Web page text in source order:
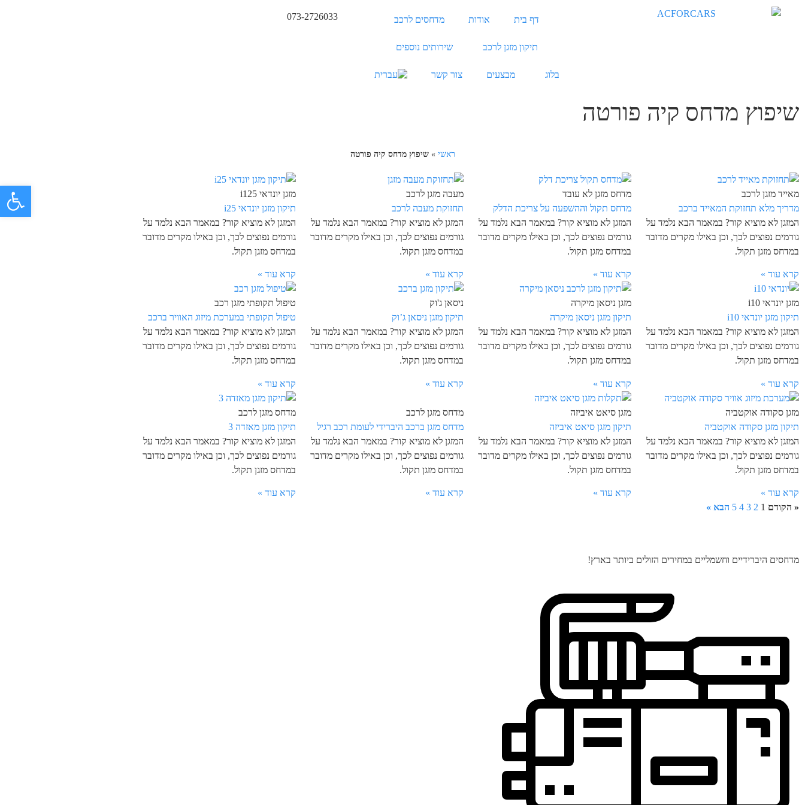
דף בית אודות מדחסים לרכב
תיקון מזגן לרכב שירותים נוספים
בלוג מבצעים צור קשר
073-2726033
שיפוץ מדחס קיה פורטה
ראשי »שיפוץ מדחס קיה פורטה
מאייד מזגן לרכב
מדריך מלא תחזוקת המאייד ברכב
המזגן לא מוציא קור? במאמר הבא נלמד על
גורמים נפוצים לכך, וכן באילו מקרים מדובר
במדחס מזגן תקול.
קרא עוד »
מדחס מזגן לא עובד
מדחס תקול וההשפעה על צריכת הדלק
המזגן לא מוציא קור? במאמר הבא נלמד על
גורמים נפוצים לכך, וכן באילו מקרים מדובר
במדחס מזגן תקול.
קרא עוד »
מעבה מזגן לרכב
תחזוקת מעבה לרכב
המזגן לא מוציא קור? במאמר הבא נלמד על
גורמים נפוצים לכך, וכן באילו מקרים מדובר
במדחס מזגן תקול.
קרא עוד »
מזגן יונדאי i125
תיקון מזגן יונדאי i25
המזגן לא מוציא קור? במאמר הבא נלמד על
גורמים נפוצים לכך, וכן באילו מקרים מדובר
במדחס מזגן תקול.
קרא עוד »
מזגן יונדאי i10
תיקון מזגן יונדאי i10
המזגן לא מוציא קור? במאמר הבא נלמד על
גורמים נפוצים לכך, וכן באילו מקרים מדובר
במדחס מזגן תקול.
קרא עוד »
מזגן ניסאן מיקרה
תיקון מזגן ניסאן מיקרה
המזגן לא מוציא קור? במאמר הבא נלמד על
גורמים נפוצים לכך, וכן באילו מקרים מדובר
במדחס מזגן תקול.
קרא עוד »
ניסאן ג'וק
תיקון מזגן ניסאן ג’וק
המזגן לא מוציא קור? במאמר הבא נלמד על
גורמים נפוצים לכך, וכן באילו מקרים מדובר
במדחס מזגן תקול.
קרא עוד »
טיפול תקופתי מזגן רכב
טיפול תקופתי במערכת מיזוג האוויר ברכב
המזגן לא מוציא קור? במאמר הבא נלמד על
גורמים נפוצים לכך, וכן באילו מקרים מדובר
במדחס מזגן תקול.
קרא עוד »
מזגן סקודה אוקטביה
תיקון מזגן סקודה אוקטביה
המזגן לא מוציא קור? במאמר הבא נלמד על
גורמים נפוצים לכך, וכן באילו מקרים מדובר
במדחס מזגן תקול.
קרא עוד »
מזגן סיאט איביזה
תיקון מזגן סיאט איביזה
המזגן לא מוציא קור? במאמר הבא נלמד על
גורמים נפוצים לכך, וכן באילו מקרים מדובר
במדחס מזגן תקול.
קרא עוד »
מדחס מזגן לרכב
מדחס מזגן ברכב היברידי לעומת רכב רגיל
המזגן לא מוציא קור? במאמר הבא נלמד על
גורמים נפוצים לכך, וכן באילו מקרים מדובר
במדחס מזגן תקול.
קרא עוד »
מדחס מזגן לרכב
תיקון מזגן מאזדה 3
המזגן לא מוציא קור? במאמר הבא נלמד על
גורמים נפוצים לכך, וכן באילו מקרים מדובר
במדחס מזגן תקול.
קרא עוד »
« הקודם 1
2
3
4
5 הבא »
מדחסים היברידיים וחשמליים במחירים הזולים ביותר בארץ!